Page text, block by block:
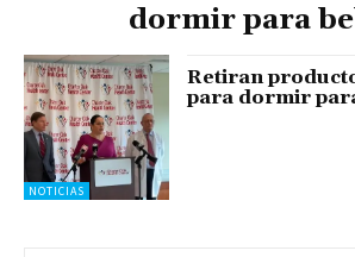
dormir para
NOTICIAS
Retiran
para dormir